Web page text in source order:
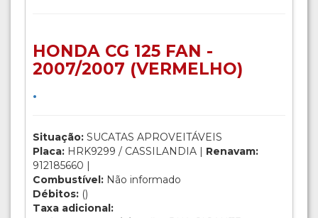
HONDA CG 125 FAN -
2007/2007 (VERMELHO)
.
Situação: SUCATAS APROVEITÁVEIS
Placa: HRK9299 / CASSILANDIA | Renavam:
912185660 |
Combustível: Não informado
Débitos: ()
Taxa adicional: